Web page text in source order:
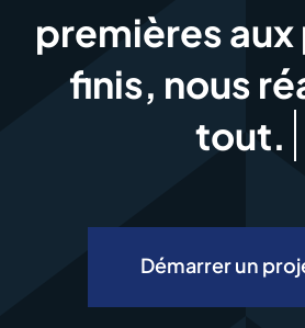
premières
finis, nous
Démarrer un